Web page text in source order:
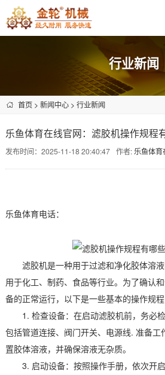
行业新闻
首页> 新闻中心> 行业新闻
乐鱼体育在线官网：滤胶机操作规程
发布时间：2025-11-18 20:40:47 作者: 乐鱼体育
乐鱼体育电话：
滤胶机是一种用于过滤和净化胶体溶液
用于化工、制药、食品等行业。为了确认
备的正常运行，以下是一些基本的操作规程
1. 检查设备：在启动滤胶机前，务必检
包括管道连接、阀门开关、电源线. 准备工
置胶体溶液，并确保溶液无杂质。
3. 启动设备：按照操作手册，依次开